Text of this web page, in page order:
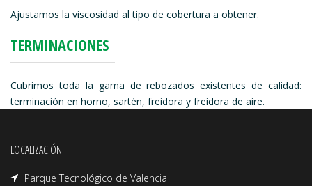
Ajustamos la viscosidad al tipo de cobertura a obtener.
TERMINACIONES
Cubrimos toda la gama de rebozados existentes de calidad:
terminación en horno, sartén, freidora y freidora de aire.
LOCALIZACIÓN
Parque Tecnológico de Valencia